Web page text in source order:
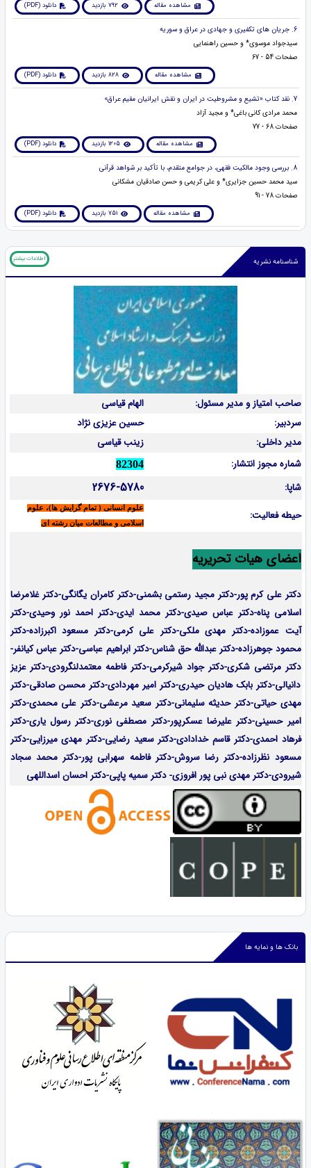
مشاهده مقاله 792 بازدید دانلود (PDF)
6. جریان های تکفیری و جهادی در عراق و سوریه
سیدجواد موسوی* و حسین راهنمایی
صفحات 54 - 67
مشاهده مقاله 828 بازدید دانلود (PDF)
7. نقد کتاب «تشیع و مشروطیت در ایران و نقش ایرانیان مقیم عراق»
محمد مرادی کانی باغی* و مجید آزاد
صفحات 68 - 77
مشاهده مقاله 1205 بازدید دانلود (PDF)
8. بررسی وجود مالکیت فقهی، در جوامع متقدم، با تأکید بر شواهد قرآنی
سید محمد حسین جزایری* و علی کریمی و حسن صادقیان مشکانی
صفحات 78 - 91
مشاهده مقاله 751 بازدید دانلود (PDF)
شناسنامه نشریه اطلاعات بیشتر
صاحب امتیاز و مدیر مسئول:
الهام قیاسی
سردبیر:
حسین عزیزی نژاد
مدیر داخلی:
زینب قیاسی
شماره مجوز انتشار:
82304
شاپا: 2676-5780
حیطه فعالیت:
علوم انسانی ( تمام گرایش ها)، علوم
اسلامی و مطالعات میان رشته ای
اعضای هیات تحریریه
دکتر علی کرم پور-دکتر مجید رستمی بشمنی-دکتر کامران یگانگی-دکتر غلامرضا
اسلامی پناه-دکتر عباس صیدی-دکتر محمد ایدی-دکتر احمد نور وحیدی-دکتر
آیت عموزاده-دکتر مهدی ملکی-دکتر علی کرمی-دکتر مسعود اکبرزاده-دکتر
محمود جوهرزاده-دکتر عبدالله حق شناس-دکتر ابراهیم عباسی-دکتر عباس کیانفر-
دکتر مرتضی شکری-دکتر جواد شیرکرمی-دکتر فاطمه معتمدلنگرودی-دکتر عزیز
دانیالی-دکتر بابک هادیان حیدری-دکتر امیر مهردادی-دکتر محسن صادقی-دکتر
مهدی حیاتی-دکتر حدیثه سلیمانی-دکتر سعید مرعشی-دکتر علی محمدی-دکتر
امیر حسینی-دکتر علیرضا عسکرپور-دکتر مصطفی نوری-دکتر رسول یاری-دکتر
فرهاد احمدی-دکتر قاسم خدادادی-دکتر سعید رضایی-دکتر مهدی میرزایی-دکتر
مسعود نظرزاده-دکتر رضا سروش-دکتر فاطمه سهرابی پور-دکتر محمد سجاد
شیرودی-دکتر مهدی نبی پور افروزی- دکتر سمیه پاپی-دکتر احسان اسداللهی
بانک ها و نمایه ها